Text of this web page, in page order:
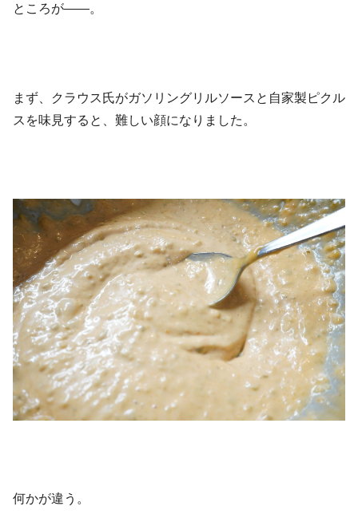
ところが——。
まず、クラウス氏がガソリングリルソースと自家製ピクル
スを味見すると、難しい顔になりました。
何かが違う。